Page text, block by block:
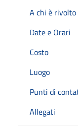
A chi è rivolto
Date e Orari
Costo
Luogo
Punti di
Allegati